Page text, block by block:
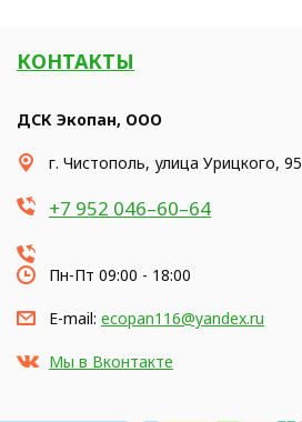
КОНТАКТЫ
ДСК Экопан, ООО
​г. Чистополь, улица Урицкого, 95
+7 952 046–60–64
Пн-Пт 09:00 - 18:00
E-mail: ecopan116@yandex.ru
Мы в Вконтакте